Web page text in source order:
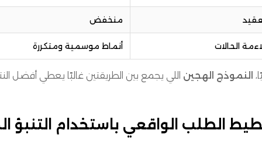
منخفض
الحالات أنماط موسمية ومتكررة
النموذج الهجين اللي يجمع بين الطريقتين غالبًا يعطي أفضل
الطلب الواقعي باستخدام التنبؤ